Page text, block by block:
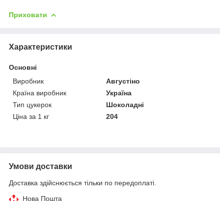
Приховати
Характеристики
Основні
Виробник
Августіно
Країна виробник
Україна
Тип цукерок
Шоколадні
Ціна за 1 кг
204
Умови доставки
Доставка здійснюється тільки по передоплаті.
Нова Пошта